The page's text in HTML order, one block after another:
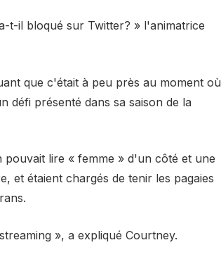
t-il bloqué sur Twitter? » l'animatrice
que c'était à peu près au moment où
défi présenté dans sa saison de la
pouvait lire « femme » d'un côté et une
et étaient chargés de tenir les pagaies
», a expliqué Courtney.